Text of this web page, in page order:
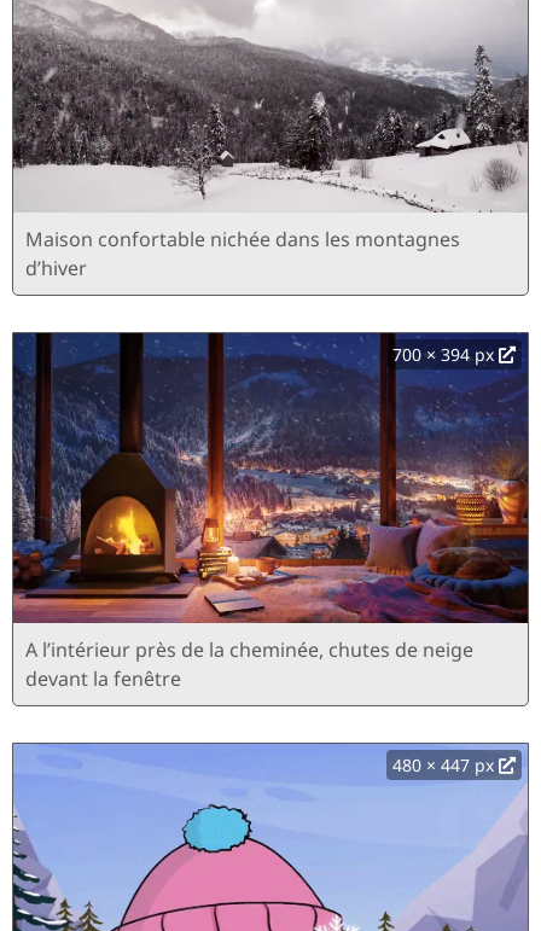
Maison confortable nichée dans les montagnes
d’hiver
700 × 394 px
A l’intérieur près de la cheminée, chutes de neige
devant la fenêtre
480 × 447 px